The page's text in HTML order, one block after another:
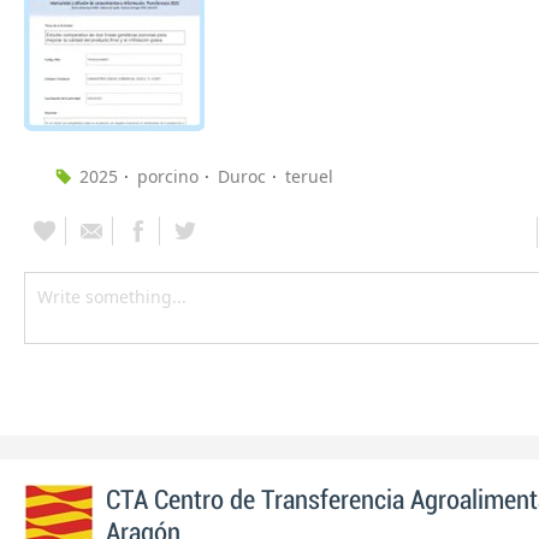
2025 porcino Duroc teruel
CTA Centro de Transferencia
Aragón